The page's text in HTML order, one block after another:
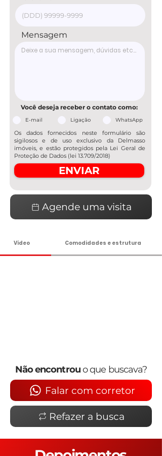
Mensagem
Você deseja receber o contato como:
E-mail Ligação WhatsApp
Os dados fornecidos neste formulário são
sigilosos e de uso exclusivo da Delmasso
imóveis, e estão protegidos pela Lei Geral de
Proteção de Dados (lei 13.709/2018)
ENVIAR
Agende uma visita
Vídeo Comodidades e estrutura
Não encontrouo que buscava?
Falar com corretor
Refazer a busca